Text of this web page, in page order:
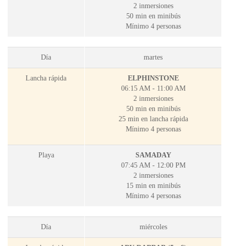
2 inmersiones
50 min en minibús
Mínimo 4 personas
Día martes
Lancha rápida
ELPHINSTONE
06:15 AM - 11:00 AM
2 inmersiones
50 min en minibús
25 min en lancha rápida
Mínimo 4 personas
Playa
SAMADAY
07:45 AM - 12:00 PM
2 inmersiones
15 min en minibús
Mínimo 4 personas
Día miércoles